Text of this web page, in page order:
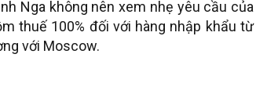
Nga không nên xem nhẹ yêu cầu của
thuế 100% đối với hàng nhập khẩu từ
với Moscow.